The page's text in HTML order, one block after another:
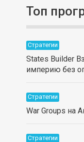
Топ
Стратегии
States Builder
империю без
Стратегии
War Groups на
Стратегии